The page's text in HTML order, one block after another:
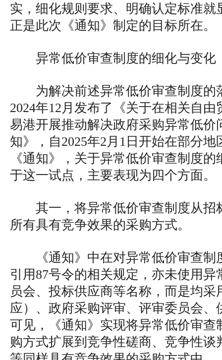
实，细化规则要求、明确认定标准就
正是此次《通知》制定的目标所在。
异常低价审查制度的细化与变化
为解决前述异常低价审查制度的
2024年12月发布了《关于在相关自
易港开展推动解决政府采购异常低价
知》，自2025年2月1日开始在部分
《通知》，关于异常低价审查制度
于这一试点，主要表现为四个方面。
其一，将异常低价审查制度从招
所有具有竞争效果的采购方式。
《通知》中在对异常低价审查
引用87号令的相关规定，亦未使用
员会、投标供应商等名称，而是均
应）、政府采购评审、评审委员会、
可见，《通知》实现将异常低价审查
购方式扩展到竞争性磋商、竞争性谈